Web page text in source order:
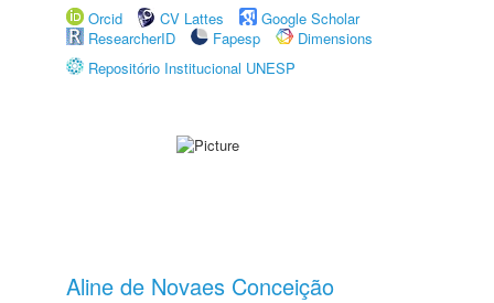
Orcid
CV Lattes
Google Scholar
ResearcherID
Fapesp
Dimensions
Repositório Institucional UNESP
Aline de Novaes Conceição